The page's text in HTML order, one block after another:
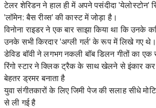
टेलर शेरिडन ने हाल ही में अपने पसंदीदा 'येलोस्टोन'
'लॉमेन: बैस रीव्स' की कास्ट में जोड़ा है।
विनोना राइडर ने एक बार साझा किया था कि उनके
उनके सभी किरदार 'अग्ली गर्ल' के रूप में लिखे गए थे।
डेविड बॉवी ने लगभग नकली बॉब डिलन गीतों का एक
रिंगो स्टार ने क्लिक ट्रैक के साथ खेलने से इंकार
बेहतर ड्रमर बनाता है
युवा संगीतकारों के लिए जिमी पेज की सलाह सीधे
से ली गई है